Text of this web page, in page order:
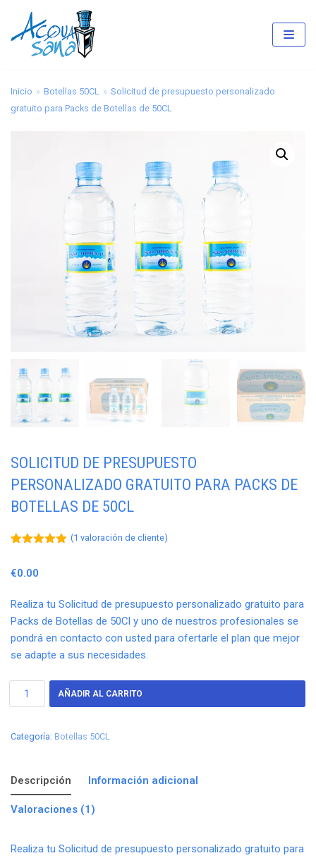
Saltar
al
contenido
Inicio » Botellas 50CL » Solicitud de presupuesto personalizado
gratuito para Packs de Botellas de 50CL
SOLICITUD DE PRESUPUESTO
PERSONALIZADO GRATUITO PARA PACKS DE
BOTELLAS DE 50CL
de 5 en
de un
cliente
(1 valoración de cliente)
€0.00
Realiza tu Solicitud de presupuesto personalizado gratuito para
Packs de Botellas de 50Cl y uno de nuestros profesionales se
pondrá en contacto con usted para ofertarle el plan que mejor
se adapte a sus necesidades.
AÑADIR AL CARRITO
Categoría: Botellas 50CL
Descripción Información adicional
Valoraciones (1)
Realiza tu Solicitud de presupuesto personalizado gratuito para